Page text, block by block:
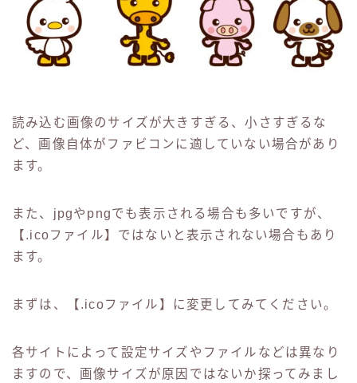
読み込む画像のサイズが大きすぎる、小さすぎるな
ど、画像自体がファビコンに適していない場合があり
ます。
また、jpgやpngでも表示される場合も多いですが、
【.icoファイル】ではないと表示されない場合もあり
ます。
まずは、【.icoファイル】に変更してみてください。
各サイトによって設定サイズやファイルなどは異なり
ますので、画像サイズが原因ではないか探ってみまし